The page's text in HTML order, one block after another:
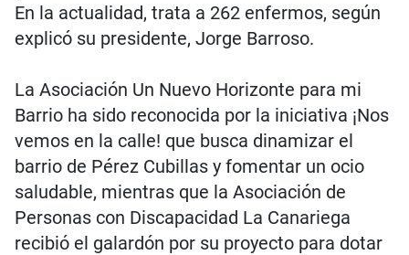
En la actualidad, trata a 262 enfermos, según
explicó su presidente, Jorge Barroso.
La Asociación Un Nuevo Horizonte para mi
Barrio ha sido reconocida por la iniciativa ¡Nos
vemos en la calle! que busca dinamizar el
barrio de Pérez Cubillas y fomentar un ocio
saludable, mientras que la Asociación de
Personas con Discapacidad La Canariega
recibió el galardón por su proyecto para dotar